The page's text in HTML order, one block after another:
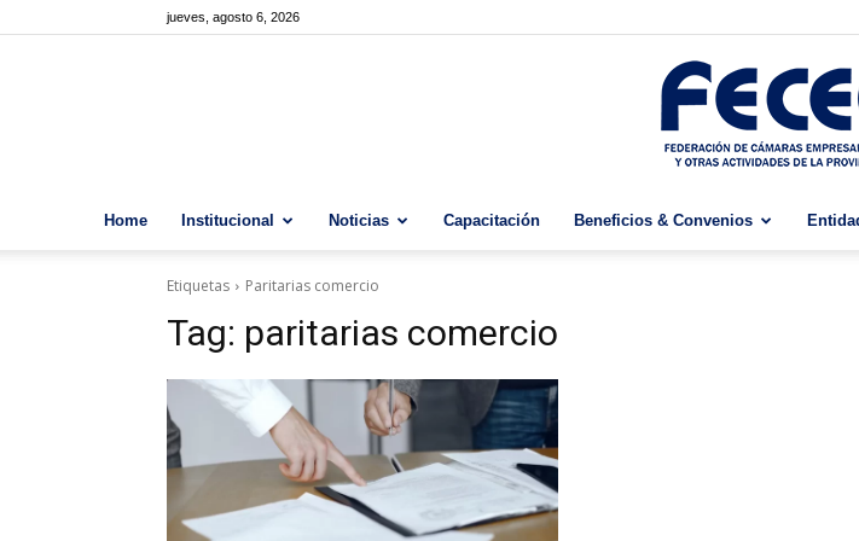
jueves, agosto 6, 2026
Home Institucional Noticias Capacitación Beneficios & Convenios
Etiquetas Paritarias comercio
Tag: paritarias comercio